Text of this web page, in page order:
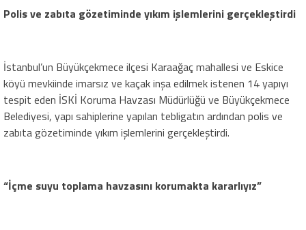
Polis ve zabıta gözetiminde yıkım işlemlerini gerçekleştirdi
İstanbul’un Büyükçekmece ilçesi Karaağaç mahallesi ve Eskice
köyü mevkiinde imarsız ve kaçak inşa edilmek istenen 14 yapıyı
tespit eden İSKİ Koruma Havzası Müdürlüğü ve Büyükçekmece
Belediyesi, yapı sahiplerine yapılan tebligatın ardından polis ve
zabıta gözetiminde yıkım işlemlerini gerçekleştirdi.
“İçme suyu toplama havzasını korumakta kararlıyız”